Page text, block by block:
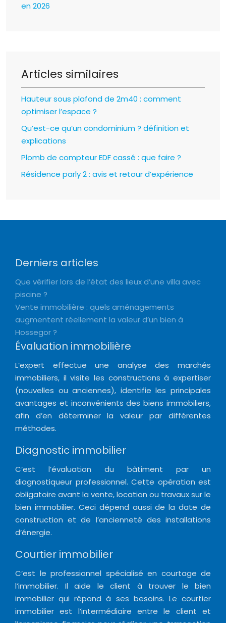
en 2026
Articles similaires
Hauteur sous plafond de 2m40 : comment
optimiser l’espace ?
Qu’est-ce qu’un condominium ? définition et
explications
Plomb de compteur EDF cassé : que faire ?
Résidence parly 2 : avis et retour d’expérience
Derniers articles
Que vérifier lors de l’état des lieux d’une villa avec
piscine ?
Vente immobilière : quels aménagements
augmentent réellement la valeur d’un bien à
Hossegor ?
Évaluation immobilière
L’expert effectue une analyse des marchés
immobiliers, il visite les constructions à expertiser
(nouvelles ou anciennes), identifie les principales
avantages et inconvénients des biens immobiliers,
afin d’en déterminer la valeur par différentes
méthodes.
Diagnostic immobilier
C’est l’évaluation du bâtiment par un
diagnostiqueur professionnel. Cette opération est
obligatoire avant la vente, location ou travaux sur le
bien immobilier. Ceci dépend aussi de la date de
construction et de l’ancienneté des installations
d’énergie.
Courtier immobilier
C’est le professionnel spécialisé en courtage de
l’immobilier. Il aide le client à trouver le bien
immobilier qui répond à ses besoins. Le courtier
immobilier est l’intermédiaire entre le client et